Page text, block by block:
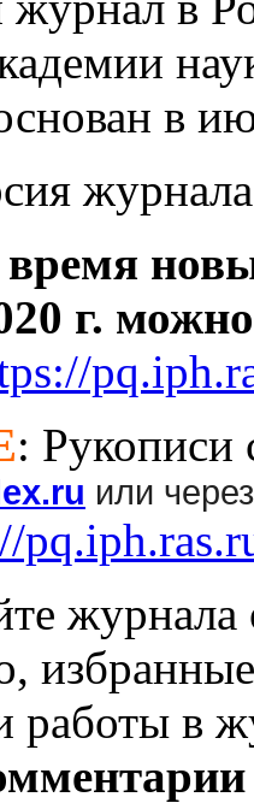
в
г.
: Рукописи
или
работы в